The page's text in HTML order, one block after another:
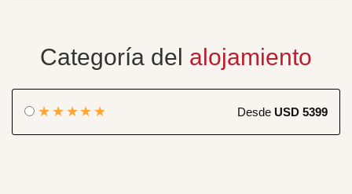
Categoría del alojamiento
★★★★★ Desde USD 5399